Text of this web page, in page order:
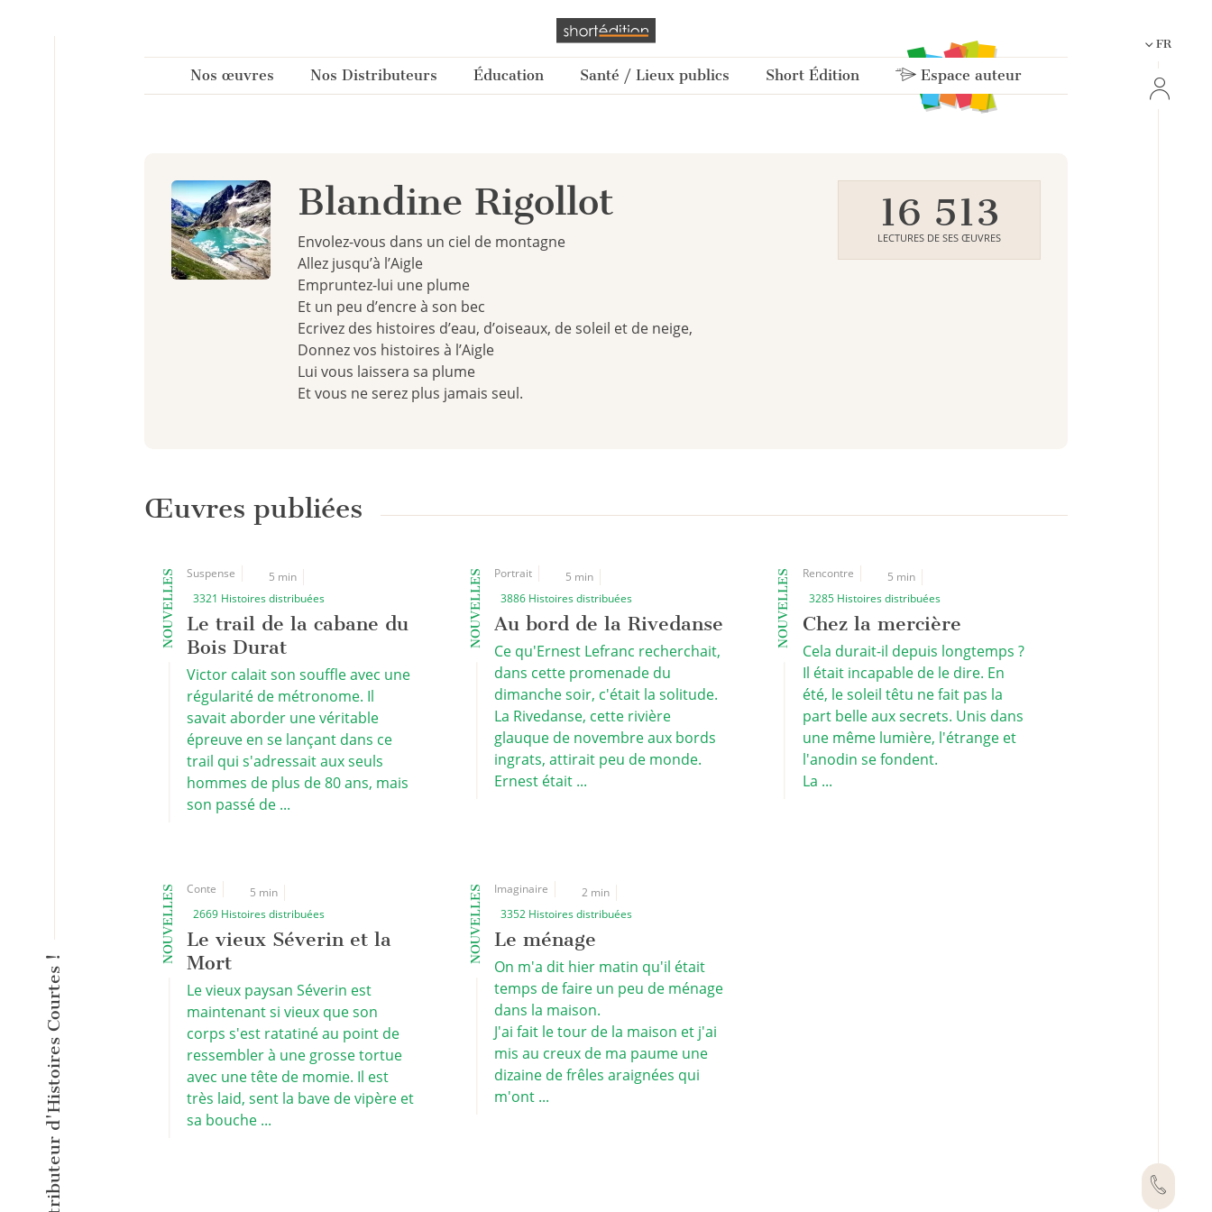
Nos œuvres Nos Distributeurs Éducation Santé / Lieux publics Short Édition Espace auteur
FR
Blandine Rigollot
Envolez-vous dans un ciel de montagne
Allez jusqu’à l’Aigle
Empruntez-lui une plume
Et un peu d’encre à son bec
Ecrivez des histoires d’eau, d’oiseaux, de soleil et de neige,
Donnez vos histoires à l’Aigle
Lui vous laissera sa plume
Et vous ne serez plus jamais seul.
16 513
LECTURES DE SES ŒUVRES
Œuvres publiées
NOUVELLES Suspense
5 min
3321 Histoires distribuées
Le trail de la cabane du
Bois Durat
Victor calait son souffle avec une
régularité de métronome. Il
savait aborder une véritable
épreuve en se lançant dans ce
trail qui s'adressait aux seuls
hommes de plus de 80 ans, mais
son passé de ...
NOUVELLES Portrait
5 min
3886 Histoires distribuées
Au bord de la Rivedanse
Ce qu'Ernest Lefranc recherchait,
dans cette promenade du
dimanche soir, c'était la solitude.
La Rivedanse, cette rivière
glauque de novembre aux bords
ingrats, attirait peu de monde.
Ernest était ...
NOUVELLES Rencontre
5 min
3285 Histoires distribuées
Chez la mercière
Cela durait-il depuis longtemps ?
Il était incapable de le dire. En
été, le soleil têtu ne fait pas la
part belle aux secrets. Unis dans
une même lumière, l'étrange et
l'anodin se fondent.
La ...
NOUVELLES Conte
5 min
2669 Histoires distribuées
Le vieux Séverin et la
Mort
Le vieux paysan Séverin est
maintenant si vieux que son
corps s'est ratatiné au point de
ressembler à une grosse tortue
avec une tête de momie. Il est
très laid, sent la bave de vipère et
sa bouche ...
NOUVELLES Imaginaire
2 min
3352 Histoires distribuées
Le ménage
On m'a dit hier matin qu'il était
temps de faire un peu de ménage
dans la maison.
J'ai fait le tour de la maison et j'ai
mis au creux de ma paume une
dizaine de frêles araignées qui
m'ont ...